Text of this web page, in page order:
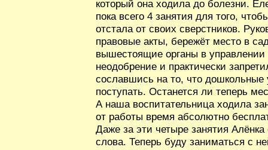
который она ходила до болезни.
пока всего 4 занятия для того,
отстала от своих сверстников.
правовые акты, бережёт место в
вышестоящие органы в
неодобрение и практически
сославшись на то, что
поступать. Останется ли теперь
А наша воспитательница ходила
от работы время абсолютно
Даже за эти четыре занятия
слова. Теперь буду заниматься с